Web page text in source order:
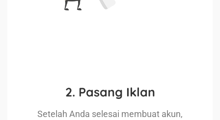
2. Pasang Iklan
Setelah Anda selesai membuat akun,